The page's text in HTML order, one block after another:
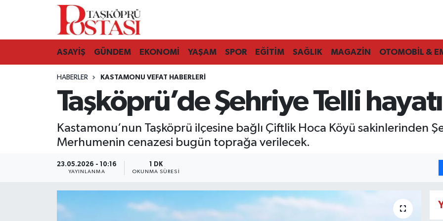
ASAYİŞ GÜNDEM EKONOMİ YAŞAM SPOR EĞİTİM SAĞLIK MAGAZİN OTOMOBİL &
HABERLER KASTAMONU VEFAT HABERLERI
Taşköprü’de Şehriye Telli
Kastamonu’nun Taşköprü ilçesine bağlı Çiftlik Hoca Köyü sakinlerinden
Merhumenin cenazesi bugün toprağa verilecek.
23.05.2026 - 10:16
YAYINLANMA
1 DK
OKUNMA SÜRESI
Kastamonu Vefat Edenler
Araç Haberleri
Azdavay Haberleri
Bozkurt Haberleri